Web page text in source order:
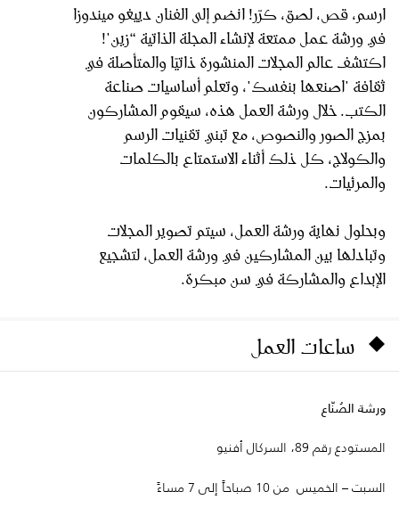
ارسم، قص، لصق، كرّر! انضم إلى الفنان دييغو ميندوزا
في ورشة عمل ممتعة لإنشاء المجلة الذاتية “زين"!
اكتشف عالم المجلات المنشورة ذاتيًا والمتأصلة في
ثقافة "اصنعها بنفسك"، وتعلم أساسيات صناعة
الكتب. خلال ورشة العمل هذه، سيقوم المشاركون
بمزج الصور والنصوص، مع تبني تقنيات الرسم
والكولاج، كل ذلك أثناء الاستمتاع بالكلمات
والمرئيات.
وبحلول نهاية ورشة العمل، سيتم تصوير المجلات
وتبادلها بين المشاركين في ورشة العمل، لتشجيع
الإبداع والمشاركة في سن مبكرة.
ساعات العمل
ورشة الصُنّاع
المستودع رقم 89، السركال أفنيو
السبت – الخميس من 10 صباحاً إلى 7 مساءً